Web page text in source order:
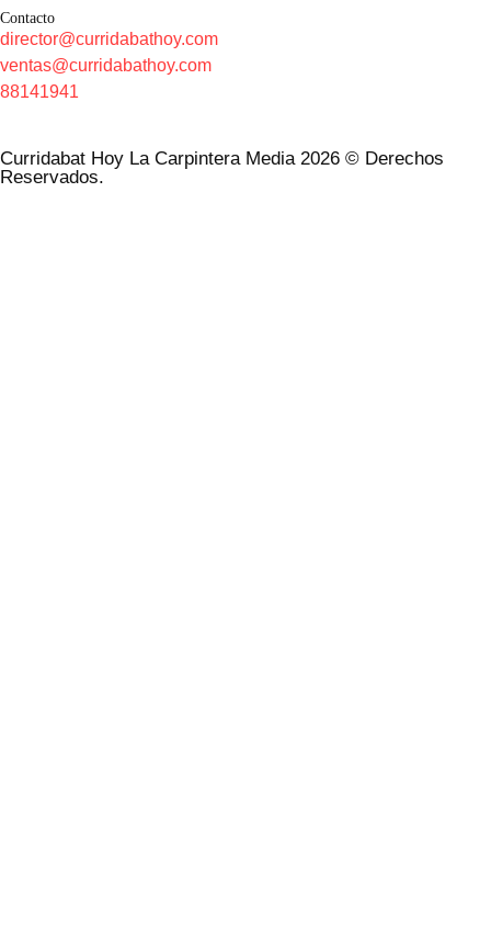
Contacto
director@curridabathoy.com
ventas@curridabathoy.com
88141941
Curridabat Hoy La Carpintera Media 2026 © Derechos
Reservados.